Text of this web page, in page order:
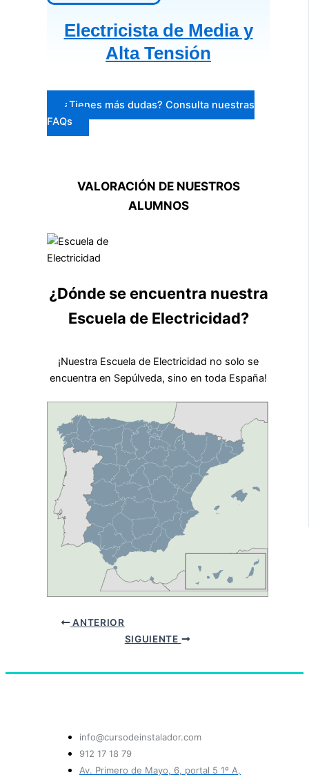
Electricista de Media y
Alta Tensión
¿Tienes más dudas? Consulta nuestras
FAQs
VALORACIÓN DE NUESTROS
ALUMNOS
¿Dónde se encuentra nuestra
Escuela de Electricidad?
¡Nuestra Escuela de Electricidad no solo se
encuentra en Sepúlveda, sino en toda España!
ANTERIOR
SIGUIENTE
info@cursodeinstalador.com
912 17 18 79
Av. Primero de Mayo, 6, portal 5 1º A,